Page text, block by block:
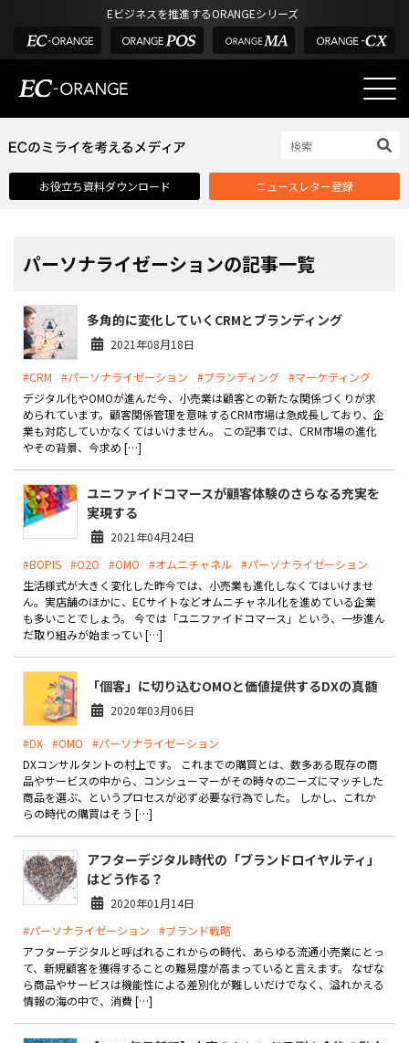
Eビジネスを推進するORANGEシリーズ
選ばれる理由
課題解決例
外部サービス連携
インフラ環境・サポート
費用
製品
ショッピングモール型 EC
マルチテナント、マルチブランドなど
ECと通販の連動を可能に
EC運用支援
継続的に結果を出し続けるECサイトへ
ライセンス契約
内製化支援
補助金活用支援
導入事例
お役立ち記事
03-6432-0346
お問い合わせ
お役立ち資料ダウンロード ニュースレター登録
パーソナライゼーションの記事一覧
多角的に変化していくCRMとブランディング
2021年08月18日
#CRM #パーソナライゼーション #ブランディング #マーケティング
デジタル化やOMOが進んだ今、小売業は顧客との新たな関係づくりが求
められています。顧客関係管理を意味するCRM市場は急成長しており、企
業も対応していかなくてはいけません。 この記事では、CRM市場の進化
やその背景、今求め […]
ユニファイドコマースが顧客体験のさらなる充実を
実現する
2021年04月24日
#BOPIS #O2O #OMO #オムニチャネル
#パーソナライゼーション
生活様式が大きく変化した昨今では、小売業も進化しなくてはいけませ
ん。実店舗のほかに、ECサイトなどオムニチャネル化を進めている企業
も多いことでしょう。 今では「ユニファイドコマース」という、一歩進ん
だ取り組みが始まってい […]
「個客」に切り込むOMOと価値提供するDXの真髄
2020年03月06日
#DX #OMO
#パーソナライゼーション
DXコンサルタントの村上です。 これまでの購買とは、数多ある既存の商
品やサービスの中から、コンシューマーがその時々のニーズにマッチした
商品を選ぶ、というプロセスが必ず必要な行為でした。 しかし、これか
らの時代の購買はそう […]
アフターデジタル時代の「ブランドロイヤルティ」
はどう作る？
2020年01月14日
#パーソナライゼーション
#ブランド戦略
アフターデジタルと呼ばれるこれからの時代、あらゆる流通小売業にとっ
て、新規顧客を獲得することの難易度が高まっていると言えます。 なぜな
ら商品やサービスは機能性による差別化が難しいだけでなく、溢れかえる
情報の海の中で、消費 […]